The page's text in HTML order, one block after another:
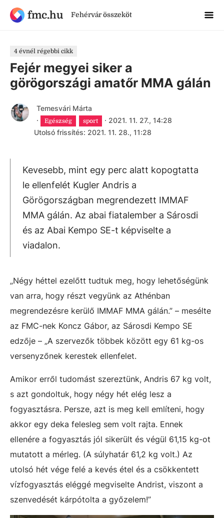
fmc.hu Fehérvár összeköt
4 évnél régebbi cikk
Fejér megyei siker a
görögországi amatőr MMA gálán
Temesvári Márta
·
Egészség sport · 2021. 11. 27., 14:28
Utolsó frissítés: 2021. 11. 28., 11:28
Kevesebb, mint egy perc alatt kopogtatta
le ellenfelét Kugler Andris a
Görögországban megrendezett IMMAF
MMA gálán. Az abai fiatalember a Sárosdi
és az Abai Kempo SE-t képviselte a
viadalon.
„Négy héttel ezelőtt tudtuk meg, hogy lehetőségünk
van arra, hogy részt vegyünk az Athénban
megrendezésre kerülő IMMAF MMA gálán.” – mesélte
az FMC-nek Koncz Gábor, az Sárosdi Kempo SE
edzője – „A szervezők többek között egy 61 kg-os
versenyzőnek kerestek ellenfelet.
Amikor erről tudomást szereztünk, Andris 67 kg volt,
s azt gondoltuk, hogy négy hét elég lesz a
fogyasztásra. Persze, azt is meg kell említeni, hogy
akkor egy deka felesleg sem volt rajta. Ennek
ellenére a fogyasztás jól sikerült és végül 61,15 kg-ot
mutatott a mérleg. (A súlyhatár 61,2 kg volt.) Az
utolsó hét vége felé a kevés étel és a csökkentett
vízfogyasztás eléggé megviselte Andrist, viszont a
szenvedését kárpótolta a győzelem!”